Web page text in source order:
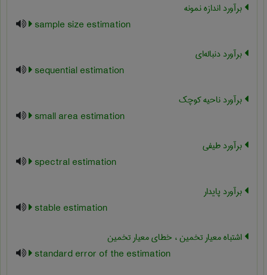
برآورد اندازه نمونه
sample size estimation
برآورد دنباله‌ای
sequential estimation
برآورد ناحیه کوچک
small area estimation
برآورد طیفی
spectral estimation
برآورد پایدار
stable estimation
اشتباه معیار تخمین ، خطای معیار تخمین
standard error of the estimation